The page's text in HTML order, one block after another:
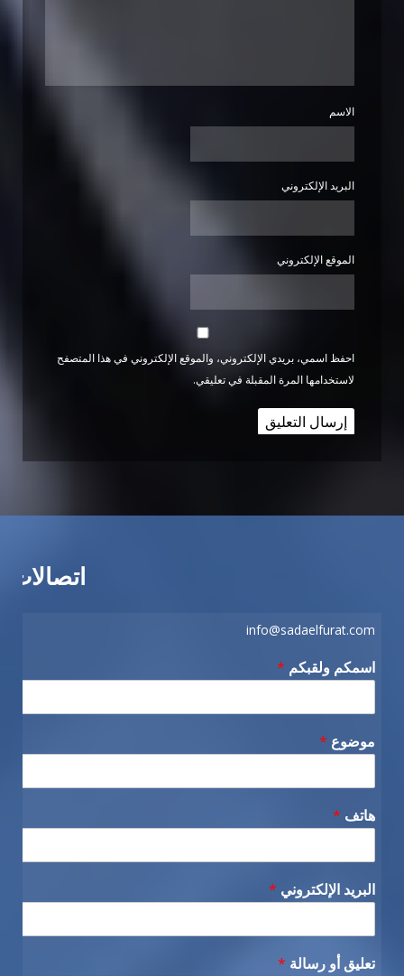
الاسم
البريد الإلكتروني
الموقع الإلكتروني
احفظ اسمي، بريدي الإلكتروني، والموقع الإلكتروني في هذا المتصفح
لاستخدامها المرة المقبلة في تعليقي.
اتصالات
info@sadaelfurat.com
اسمكم ولقبكم *
موضوع *
هاتف *
البريد الإلكتروني *
تعليق أو رسالة *